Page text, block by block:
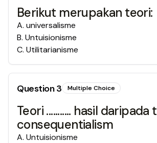
Berikut merupakan teori:
A. universalisme
B. Untuisionisme
C. Utilitarianisme
Question3 Multiple Choice
Teori ........... hasil daripada
consequentialism
A. Untuisionisme